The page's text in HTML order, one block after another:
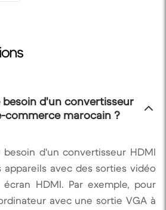
besoin d'un convertisseur
commerce marocain ?
d'un convertisseur HDMI
avec des sorties vidéo
HDMI. Par exemple, pour
avec une sortie VGA à